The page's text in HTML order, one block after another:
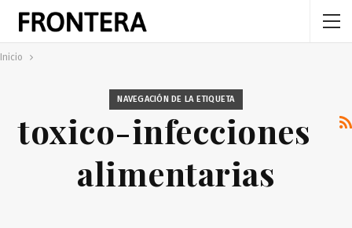
Inicio
NAVEGACIÓN DE LA ETIQUETA
toxico-infecciones
alimentarias